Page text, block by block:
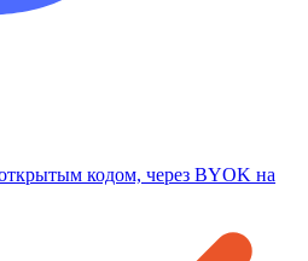
кодом, через BYOK на